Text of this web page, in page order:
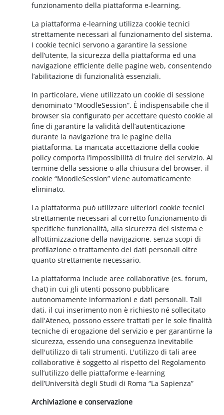
funzionamento della piattaforma e-learning.
La piattaforma e-learning utilizza cookie tecnici
strettamente necessari al funzionamento del sistema.
I cookie tecnici servono a garantire la sessione
dell’utente, la sicurezza della piattaforma ed una
navigazione efficiente delle pagine web, consentendo
l’abilitazione di funzionalità essenziali.
In particolare, viene utilizzato un cookie di sessione
denominato “MoodleSession”. È indispensabile che il
browser sia configurato per accettare questo cookie al
fine di garantire la validità dell’autenticazione
durante la navigazione tra le pagine della
piattaforma. La mancata accettazione della cookie
policy comporta l’impossibilità di fruire del servizio. Al
termine della sessione o alla chiusura del browser, il
cookie “MoodleSession” viene automaticamente
eliminato.
La piattaforma può utilizzare ulteriori cookie tecnici
strettamente necessari al corretto funzionamento di
specifiche funzionalità, alla sicurezza del sistema e
all’ottimizzazione della navigazione, senza scopi di
profilazione o trattamento dei dati personali oltre
quanto strettamente necessario.
La piattaforma include aree collaborative (es. forum,
chat) in cui gli utenti possono pubblicare
autonomamente informazioni e dati personali. Tali
dati, il cui inserimento non è richiesto né sollecitato
dall'Ateneo, possono essere trattati per le sole finalità
tecniche di erogazione del servizio e per garantirne la
sicurezza, essendo una conseguenza inevitabile
dell'utilizzo di tali strumenti. L'utilizzo di tali aree
collaborative è soggetto al rispetto del Regolamento
sull’utilizzo delle piattaforme e-learning
dell’Università degli Studi di Roma “La Sapienza”
Archiviazione e conservazione